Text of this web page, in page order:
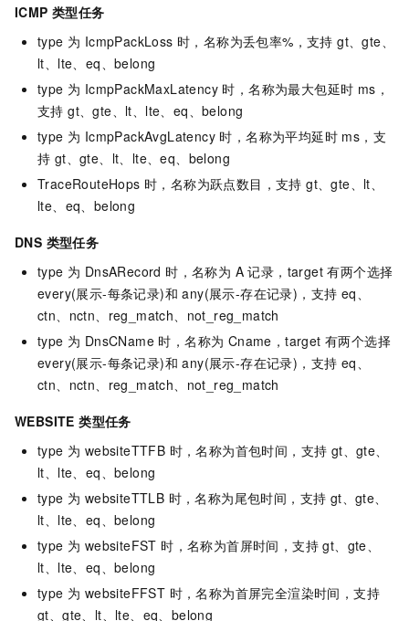
ICMP 类型任务
type 为 IcmpPackLoss 时，名称为丢包率%，支持 gt、gte、
lt、lte、eq、belong
type 为 IcmpPackMaxLatency 时，名称为最大包延时 ms，
支持 gt、gte、lt、lte、eq、belong
type 为 IcmpPackAvgLatency 时，名称为平均延时 ms，支
持 gt、gte、lt、lte、eq、belong
TraceRouteHops 时，名称为跃点数目，支持 gt、gte、lt、
lte、eq、belong
DNS 类型任务
type 为 DnsARecord 时，名称为 A 记录，target 有两个选择
every(展示-每条记录)和 any(展示-存在记录)，支持 eq、
ctn、nctn、reg_match、not_reg_match
type 为 DnsCName 时，名称为 Cname，target 有两个选择
every(展示-每条记录)和 any(展示-存在记录)，支持 eq、
ctn、nctn、reg_match、not_reg_match
WEBSITE 类型任务
type 为 websiteTTFB 时，名称为首包时间，支持 gt、gte、
lt、lte、eq、belong
type 为 websiteTTLB 时，名称为尾包时间，支持 gt、gte、
lt、lte、eq、belong
type 为 websiteFST 时，名称为首屏时间，支持 gt、gte、
lt、lte、eq、belong
type 为 websiteFFST 时，名称为首屏完全渲染时间，支持
gt、gte、lt、lte、eq、belong